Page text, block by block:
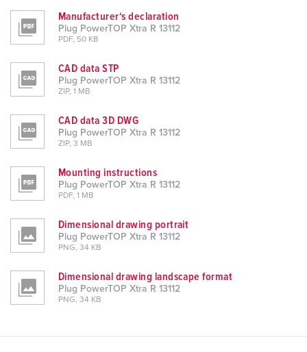
Manufacturer‘s declaration
Plug PowerTOP Xtra R 13112
PDF, 50 KB
CAD data STP
Plug PowerTOP Xtra R 13112
ZIP, 1 MB
CAD data 3D DWG
Plug PowerTOP Xtra R 13112
ZIP, 3 MB
Mounting instructions
Plug PowerTOP Xtra R 13112
PDF, 1 MB
Dimensional drawing portrait
Plug PowerTOP Xtra R 13112
PNG, 34 KB
Dimensional drawing landscape format
Plug PowerTOP Xtra R 13112
PNG, 34 KB